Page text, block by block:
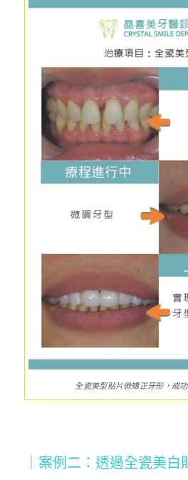
全瓷美型貼片微矯正牙形，成
｜案例二：透過全瓷美